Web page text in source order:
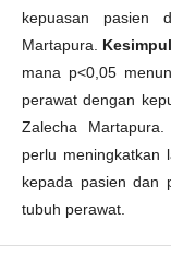
kepuasan pasien
Martapura.
mana p<0,05
perawat dengan
Zalecha Martapura.
perlu meningkatkan
kepada pasien dan
tubuh perawat.